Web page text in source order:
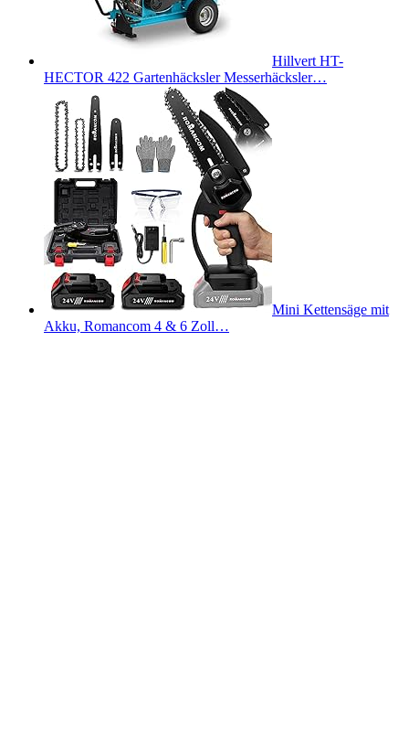
Hillvert HT-
HECTOR 422 Gartenhäcksler Messerhäcksler…
Mini Kettensäge mit
Akku, Romancom 4 & 6 Zoll…